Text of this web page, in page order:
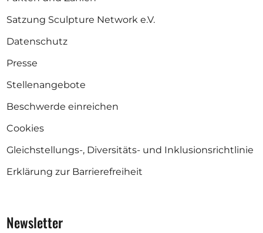
Satzung Sculpture Network e.V.
Datenschutz
Presse
Stellenangebote
Beschwerde einreichen
Cookies
Gleichstellungs-, Diversitäts- und Inklusionsrichtlinie
Erklärung zur Barrierefreiheit
Newsletter